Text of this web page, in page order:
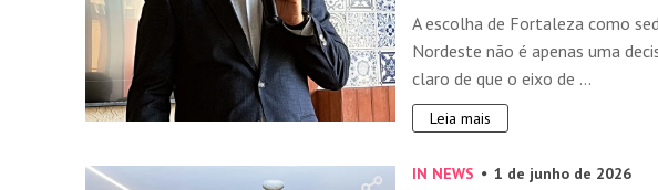
A escolha de Fortaleza como
Nordeste não é apenas uma
claro de que o eixo de ...
Leia mais
IN NEWS 1 de junho de 2026